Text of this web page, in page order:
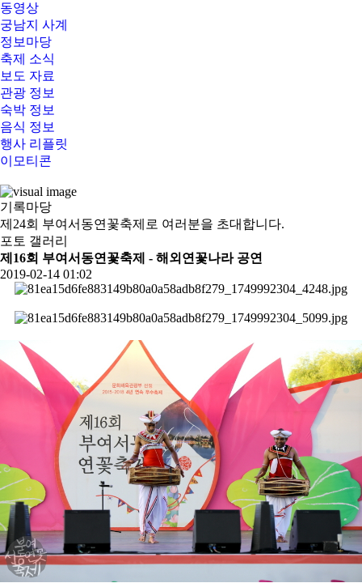
동영상
궁남지 사계
정보마당
축제 소식
보도 자료
관광 정보
숙박 정보
음식 정보
행사 리플릿
이모티콘
기록마당
제24회 부여서동연꽃축제로 여러분을 초대합니다.
포토 갤러리
제16회 부여서동연꽃축제 - 해외연꽃나라 공연
2019-02-14 01:02